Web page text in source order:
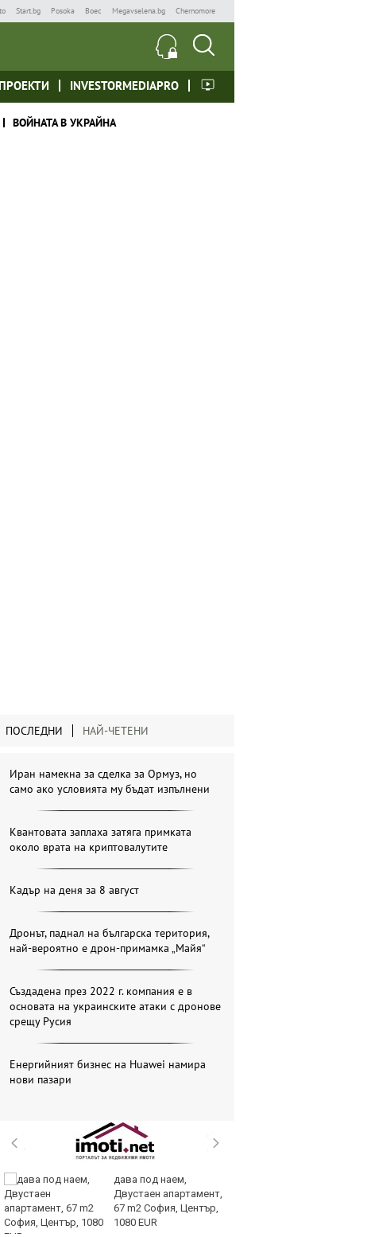
Start.bg Posoka Boec Megavselena.bg Chernomore
INVESTORMEDIAPRO
ВОЙНАТА В УКРАЙНА
ПОСЛЕДНИ НАЙ-ЧЕТЕНИ
Иран намекна за сделка за Ормуз, но
само ако условията му бъдат изпълнени
Квантовата заплаха затяга примката
около врата на криптовалутите
Кадър на деня за 8 август
Дронът, паднал на българска територия,
най-вероятно е дрон-примамка „Майя“
Създадена през 2022 г. компания е в
основата на украинските атаки с дронове
срещу Русия
Енергийният бизнес на Huawei намира
нови пазари
дава под наем,
Двустаен апартамент,
67 m2 София, Център,
1080 EUR